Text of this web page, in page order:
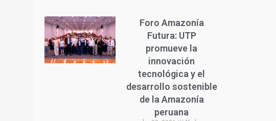
Foro Amazonía
Futura: UTP
promueve la
innovación
tecnológica y el
desarrollo sostenible
de la Amazonía
peruana